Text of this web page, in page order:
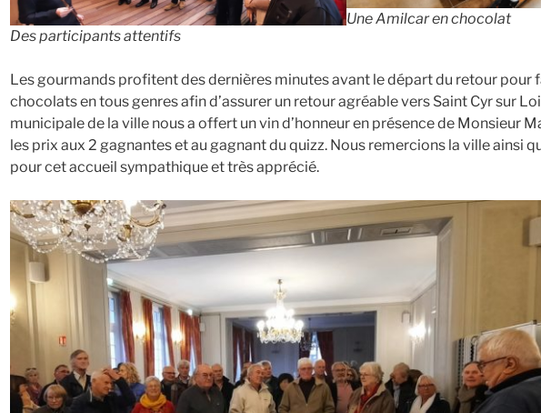
Des participants attentifs
Une Amilcar en chocolat
Les gourmands profitent des dernières minutes avant le départ du retour pour
chocolats en tous genres afin d’assurer un retour agréable vers Saint Cyr sur
municipale de la ville nous a offert un vin d’honneur en présence de Monsieur
les prix aux 2 gagnantes et au gagnant du quizz. Nous remercions la ville ainsi
pour cet accueil sympathique et très apprécié.